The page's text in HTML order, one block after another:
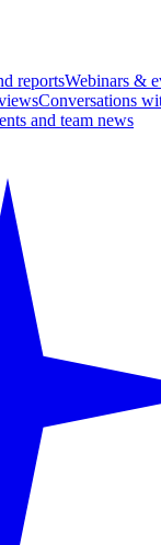
reportsWebinars &
Conversations
and team news